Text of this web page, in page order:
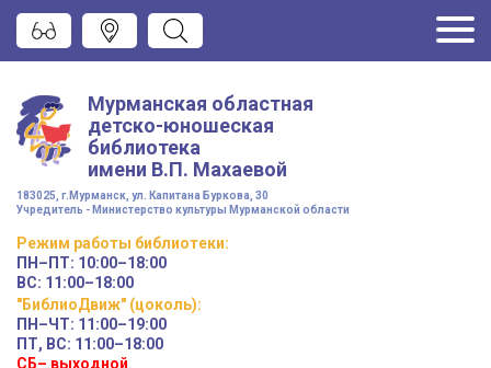
Мурманская областная
детско-юношеская
библиотека
имени В.П. Махаевой
183025, г.Мурманск, ул. Капитана Буркова, 30
Учредитель - Министерство культуры Мурманской области
Режим работы библиотеки:
ПН–ПТ: 10:00–18:00
ВС: 11:00–18:00
"БиблиоДвиж" (цоколь):
ПН–ЧТ: 11:00–19:00
ПТ, ВС: 11:00–18:00
СБ– выходной